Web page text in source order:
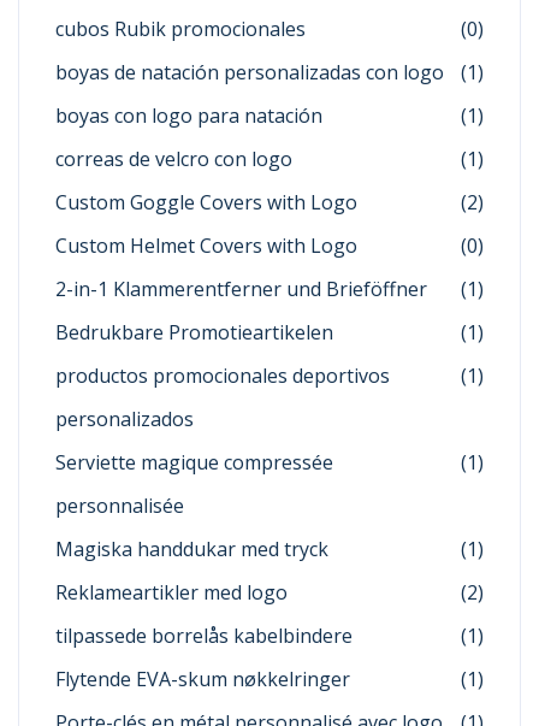
cubos Rubik promocionales
(0)
boyas de natación personalizadas con logo
(1)
boyas con logo para natación
(1)
correas de velcro con logo
(1)
Custom Goggle Covers with Logo
(2)
Custom Helmet Covers with Logo
(0)
2-in-1 Klammerentferner und Brieföffner
(1)
Bedrukbare Promotieartikelen
(1)
productos promocionales deportivos
personalizados
(1)
Serviette magique compressée
personnalisée
(1)
Magiska handdukar med tryck
(1)
Reklameartikler med logo
(2)
tilpassede borrelås kabelbindere
(1)
Flytende EVA-skum nøkkelringer
(1)